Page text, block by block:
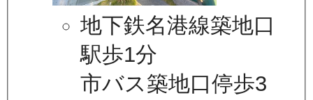
地下鉄名港線築地口
駅歩1分
市バス築地口停歩3